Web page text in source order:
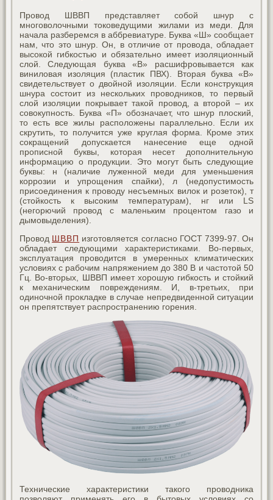
Провод ШВВП представляет собой шнур с
многоволочными токоведущими жилами из меди. Для
начала разберемся в аббревиатуре. Буква «Ш» сообщает
нам, что это шнур. Он, в отличие от провода, обладает
высокой гибкостью и обязательно имеет изоляционный
слой. Следующая буква «В» расшифровывается как
виниловая изоляция (пластик ПВХ). Вторая буква «В»
свидетельствует о двойной изоляции. Если конструкция
шнура состоит из нескольких проводников, то первый
слой изоляции покрывает такой провод, а второй – их
совокупность. Буква «П» обозначает, что шнур плоский,
то есть все жилы расположены параллельно. Если их
скрутить, то получится уже круглая форма. Кроме этих
сокращений допускается нанесение еще одной
прописной буквы, которая несет дополнительную
информацию о продукции. Это могут быть следующие
буквы: н (наличие луженной меди для уменьшения
коррозии и упрощения спайки), л (недопустимость
присоединения к проводу несъемных вилок и розеток), т
(стойкость к высоким температурам), нг или LS
(негорючий провод с маленьким процентом газо и
дымовыделения).
Провод ШВВП изготовляется согласно ГОСТ 7399-97. Он
обладает следующими характеристиками. Во-первых,
эксплуатация проводится в умеренных климатических
условиях с рабочим напряжением до 380 В и частотой 50
Гц. Во-вторых, ШВВП имеет хорошую гибкость и стойкий
к механическим повреждениям. И, в-третьих, при
одиночной прокладке в случае непредвиденной ситуации
он препятствует распространению горения.
Технические характеристики такого проводника